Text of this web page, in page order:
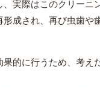
実際はこのクリーニ
成され、再び虫歯や
的に行うため、考え